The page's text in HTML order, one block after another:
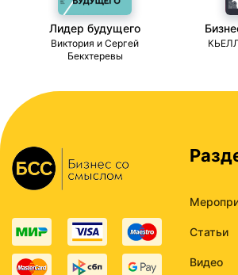
Лидер будущего
Виктория и Сергей
Бекхтеревы
Статьи
Видео